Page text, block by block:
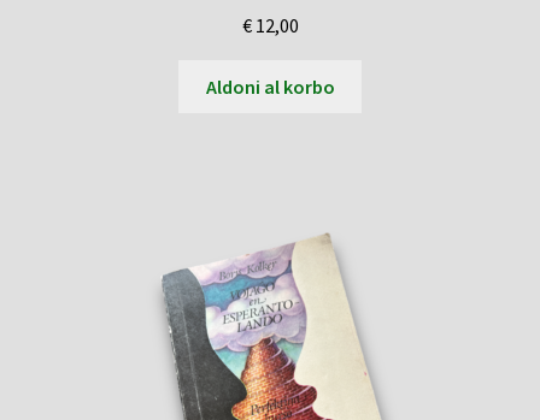
€12,00
Aldoni al korbo